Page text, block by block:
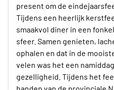
present om de
Tijdens een heerlijk
smaakvol diner in een
sfeer. Samen genieten,
ophalen en dat in de
velen was het een
gezelligheid. Tijdens het